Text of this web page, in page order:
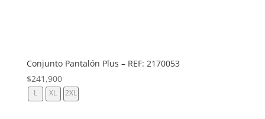
Conjunto Pantalón Plus – REF: 2170053
$241,900
L XL 2XL